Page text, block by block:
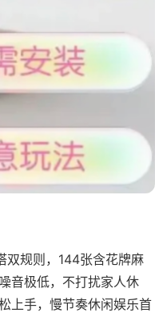
双规则，144张含花牌麻
音极低，不打扰家人休
上手，慢节奏休闲娱乐首